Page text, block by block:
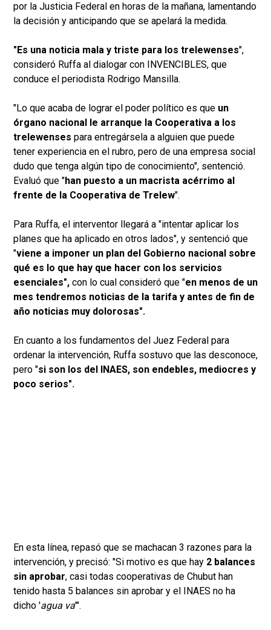
por la Justicia Federal en horas de la mañana, lamentando
la decisión y anticipando que se apelará la medida.
"Es una noticia mala y triste para los trelewenses",
consideró Ruffa al dialogar con INVENCIBLES, que
conduce el periodista Rodrigo Mansilla.
"Lo que acaba de lograr el poder político es que un
órgano nacional le arranque la Cooperativa a los
trelewenses para entregársela a alguien que puede
tener experiencia en el rubro, pero de una empresa social
dudo que tenga algún tipo de conocimiento", sentenció.
Evaluó que "han puesto a un macrista acérrimo al
frente de la Cooperativa de Trelew".
Para Ruffa, el interventor llegará a "intentar aplicar los
planes que ha aplicado en otros lados", y sentenció que
"viene a imponer un plan del Gobierno nacional sobre
qué es lo que hay que hacer con los servicios
esenciales", con lo cual consideró que "en menos de un
mes tendremos noticias de la tarifa y antes de fin de
año noticias muy dolorosas".
En cuanto a los fundamentos del Juez Federal para
ordenar la intervención, Ruffa sostuvo que las desconoce,
pero "si son los del INAES, son endebles, mediocres y
poco serios".
En esta línea, repasó que se machacan 3 razones para la
intervención, y precisó: "Si motivo es que hay 2 balances
sin aprobar, casi todas cooperativas de Chubut han
tenido hasta 5 balances sin aprobar y el INAES no ha
dicho 'agua va'".